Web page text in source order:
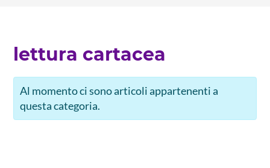
lettura cartacea
Al momento ci sono articoli appartenenti a
questa categoria.